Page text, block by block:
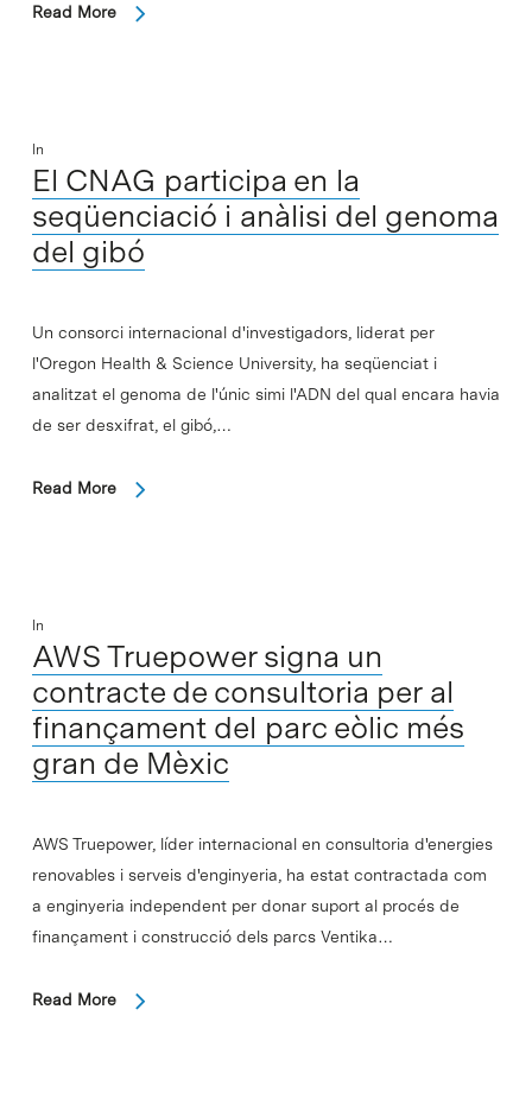
Read More
In
El CNAG participa en la
seqüenciació i anàlisi del genoma
del gibó
Un consorci internacional d'investigadors, liderat per
l'Oregon Health & Science University, ha seqüenciat i
analitzat el genoma de l'únic simi l'ADN del qual encara havia
de ser desxifrat, el gibó,…
Read More
In
AWS Truepower signa un
contracte de consultoria per al
finançament del parc eòlic més
gran de Mèxic
AWS Truepower, líder internacional en consultoria d'energies
renovables i serveis d'enginyeria, ha estat contractada com
a enginyeria independent per donar suport al procés de
finançament i construcció dels parcs Ventika…
Read More